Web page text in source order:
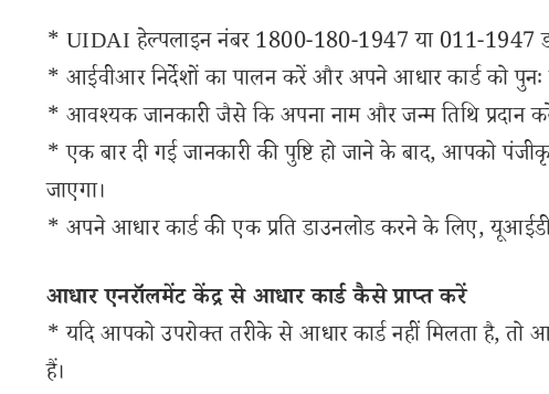
* UIDAI हेल्पलाइन नंबर 1800-180-1947 या 011-1947
* आईवीआर निर्देशों का पालन करें और अपने आधार कार्ड को
* आवश्यक जानकारी जैसे कि अपना नाम और जन्म तिथि प्रदान
* एक बार दी गई जानकारी की पुष्टि हो जाने के बाद, आपको
जाएगा।
* अपने आधार कार्ड की एक प्रति डाउनलोड करने के लिए,
आधार एनरॉलमेंट केंद्र से आधार कार्ड कैसे प्राप्त करें
* यदि आपको उपरोक्त तरीके से आधार कार्ड नहीं मिलता है,
हैं।